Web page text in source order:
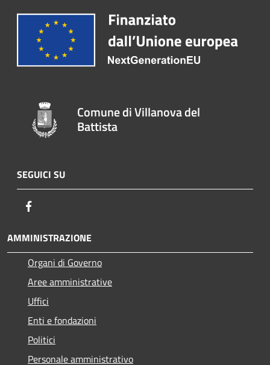
Comune di Villanova del
Battista
SEGUICI SU
AMMINISTRAZIONE
Organi di Governo
Aree amministrative
Uffici
Enti e fondazioni
Politici
Personale amministrativo